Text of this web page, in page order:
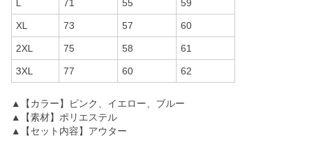
L 71 55 59
XL 73 57 60
2XL 75 58 61
3XL 77 60 62
▲【カラー】ピンク、イエロー、ブルー
▲【素材】ポリエステル